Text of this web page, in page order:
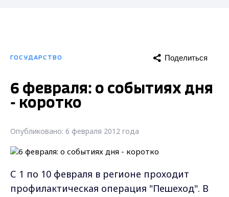
ГОСУДАРСТВО Поделиться
6 февраля: о событиях дня
- коротко
Опубликовано: 6 февраля 2012 года
С 1 по 10 февраля в регионе проходит
профилактическая операция "Пешеход". В